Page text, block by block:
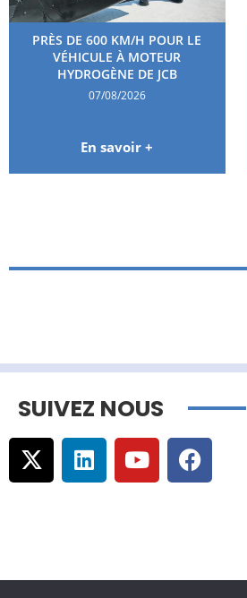
PRÈS DE 600 KM/H POUR LE
VÉHICULE À MOTEUR
HYDROGÈNE DE JCB
07/08/2026
En savoir +
SUIVEZ NOUS